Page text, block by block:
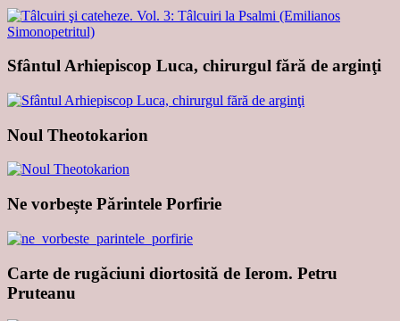
Sfântul Arhiepiscop Luca, chirurgul fără de arginţi
Noul Theotokarion
Ne vorbește Părintele Porfirie
Carte de rugăciuni diortosită de Ierom. Petru
Pruteanu